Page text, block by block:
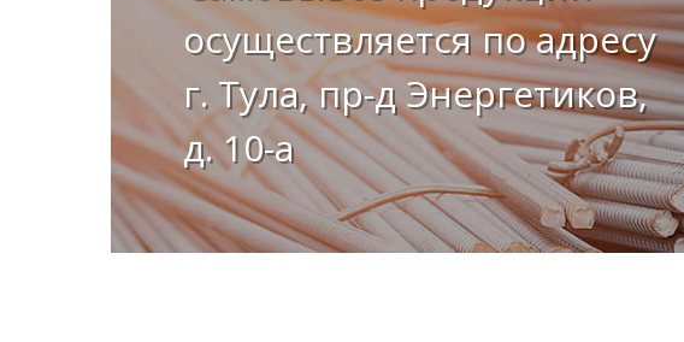
осуществляется по адресу
г. Тула, пр-д Энергетиков,
д. 10-а